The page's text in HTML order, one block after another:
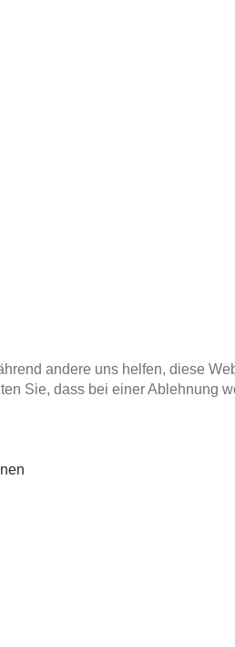
andere uns helfen, diese
Sie, dass bei einer Ablehnung